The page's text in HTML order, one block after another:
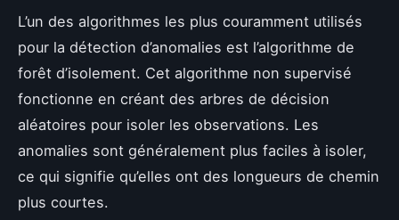
L’un des algorithmes les plus couramment utilisés
pour la détection d’anomalies est l’algorithme de
forêt d’isolement. Cet algorithme non supervisé
fonctionne en créant des arbres de décision
aléatoires pour isoler les observations. Les
anomalies sont généralement plus faciles à isoler,
ce qui signifie qu’elles ont des longueurs de chemin
plus courtes.